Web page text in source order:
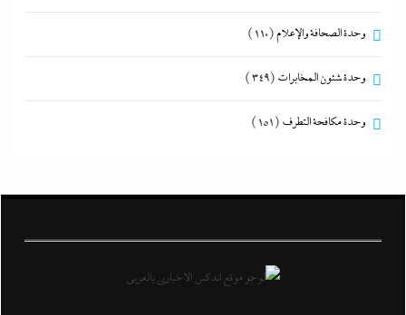
وحدة الصحافة والإعلام(110)
وحدة شئون المخابرات (349)
وحدة مكافحة التطرف (151)